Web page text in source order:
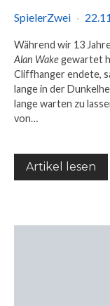
SpielerZwei
Während wir 13
Alan Wakegewartet
Cliffhanger endete,
lange in der
lange warten zu
von…
Artikel lesen